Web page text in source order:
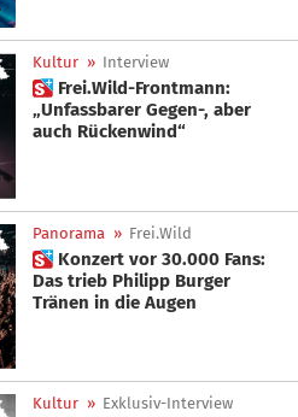
Kultur » Interview
 Frei.Wild-Frontmann:
„Unfassbarer Gegen-, aber
auch Rückenwind“
Panorama » Frei.Wild
 Konzert vor 30.000 Fans:
Das trieb Philipp Burger
Tränen in die Augen
Kultur » Exklusiv-Interview